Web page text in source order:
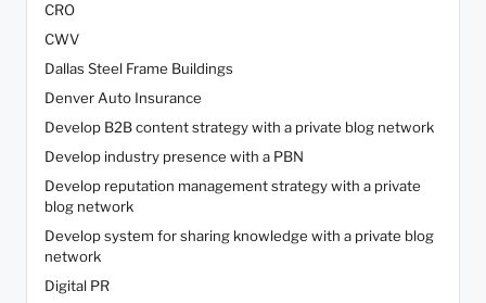
CRO
CWV
Dallas Steel Frame Buildings
Denver Auto Insurance
Develop B2B content strategy with a private blog network
Develop industry presence with a PBN
Develop reputation management strategy with a private
blog network
Develop system for sharing knowledge with a private blog
network
Digital PR